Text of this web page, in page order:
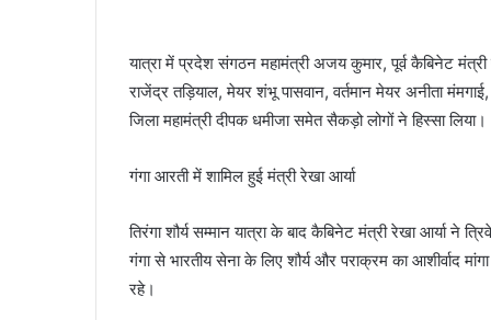
यात्रा में प्रदेश संगठन महामंत्री अजय कुमार, पूर्व कैबिनेट
राजेंद्र तड़ियाल, मेयर शंभू पासवान, वर्तमान मेयर अनीता
जिला महामंत्री दीपक धमीजा समेत सैकड़ो लोगों ने हिस्सा लिया।
गंगा आरती में शामिल हुई मंत्री रेखा आर्या
तिरंगा शौर्य सम्मान यात्रा के बाद कैबिनेट मंत्री रेखा आर्या ने
गंगा से भारतीय सेना के लिए शौर्य और पराक्रम का आशीर्वाद
रहे।